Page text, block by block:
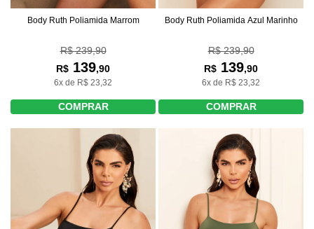
Body Ruth Poliamida Marrom
R$ 239,90
R$ 139,90
6x de R$ 23,32
COMPRAR
Body Ruth Poliamida Azul Marinho
R$ 239,90
R$ 139,90
6x de R$ 23,32
COMPRAR